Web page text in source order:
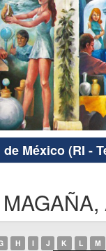
México (RI -
H I J K L M